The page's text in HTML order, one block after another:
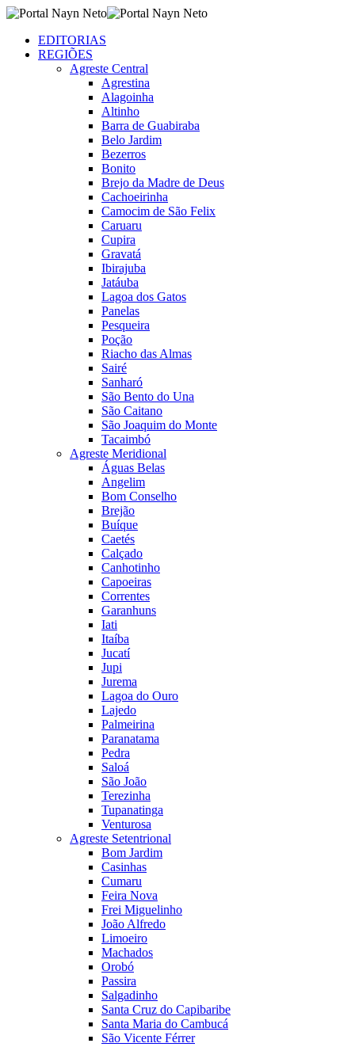
EDITORIAS
REGIÕES
Agreste Central
Agrestina
Alagoinha
Altinho
Barra de Guabiraba
Belo Jardim
Bezerros
Bonito
Brejo da Madre de Deus
Cachoeirinha
Camocim de São Felix
Caruaru
Cupira
Gravatá
Ibirajuba
Jatáuba
Lagoa dos Gatos
Panelas
Pesqueira
Poção
Riacho das Almas
Sairé
Sanharó
São Bento do Una
São Caitano
São Joaquim do Monte
Tacaimbó
Agreste Meridional
Águas Belas
Angelim
Bom Conselho
Brejão
Buíque
Caetés
Calçado
Canhotinho
Capoeiras
Correntes
Garanhuns
Iati
Itaíba
Jucatí
Jupi
Jurema
Lagoa do Ouro
Lajedo
Palmeirina
Paranatama
Pedra
Saloá
São João
Terezinha
Tupanatinga
Venturosa
Agreste Setentrional
Bom Jardim
Casinhas
Cumaru
Feira Nova
Frei Miguelinho
João Alfredo
Limoeiro
Machados
Orobó
Passira
Salgadinho
Santa Cruz do Capibaribe
Santa Maria do Cambucá
São Vicente Férrer